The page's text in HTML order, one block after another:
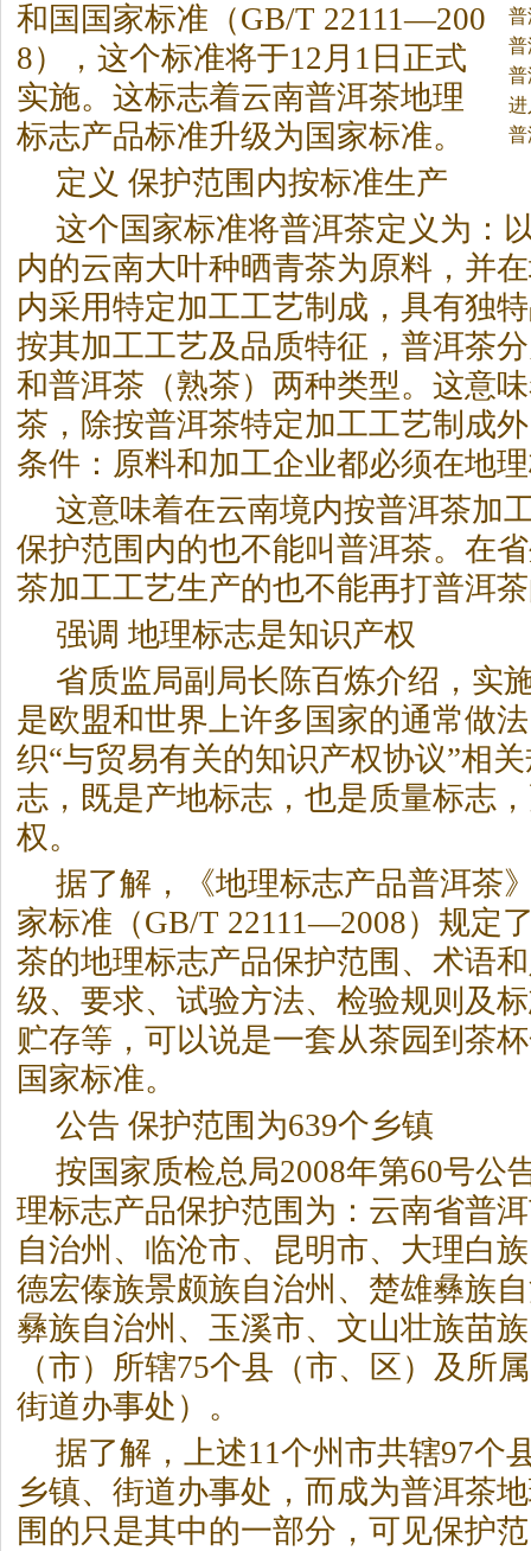
莫
茶
和国国家标准（GB/T 22111—200
8），这个标准将于12月1日正式
实施。 这标志着云南普洱茶地理
标志产品标准升级为国家标准。
定义 保护范围内按标准生产
这个国家标准将普洱茶定义为：
内的云南大叶种晒青茶为原料，并
内采用特定加工工艺制成，具有独
按其加工工艺及品质特征，普洱茶
和普洱茶 （熟茶）两种类型。这意
茶 ，除按普洱茶特定加工工艺制成
条件：原料和加工企业都必须在地
这意味着在云南境内按普洱茶加
保护范围内的也不能叫普洱茶。在
茶加工工艺生产的也不能再打普洱茶
强调 地理标志是知识产权
省质监局副局长陈百炼介绍，实
是欧盟和世界上许多国家的通常做
织“与贸易有关的知识产权协议”相
志，既是产地标志，也是质量标志
权。
据了解，《地理标志产品普洱茶
家标准（GB/T 22111—2008）规定
茶的地理标志产品保护范围、术语
级、要求、试验方法、检验规则及
贮存等，可以说是一套从茶园到 茶
国家标准。
公告 保护范围为639个乡镇
按国家质检总局2008年第60号公
理标志产品保护范围为：云南省普
自治州、临沧市、昆明市、大理白
德宏傣族景颇族自治州、楚雄彝族
彝族自治州、玉溪市、文山壮族苗
（市）所辖75个县（市、区）及所
街道办事处）。
据了解，上述11个州市共辖97个
乡镇、街道办事处，而成为普洱茶
围的只是其中的一部分，可见保护